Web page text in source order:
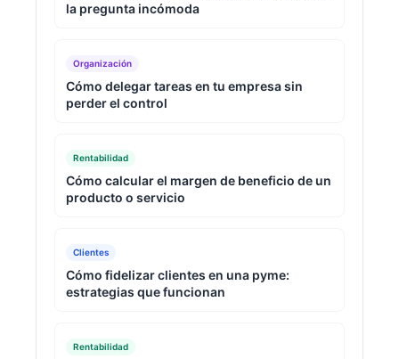
la pregunta incómoda
Organización
Cómo delegar tareas en tu empresa sin
perder el control
Rentabilidad
Cómo calcular el margen de beneficio de un
producto o servicio
Clientes
Cómo fidelizar clientes en una pyme:
estrategias que funcionan
Rentabilidad